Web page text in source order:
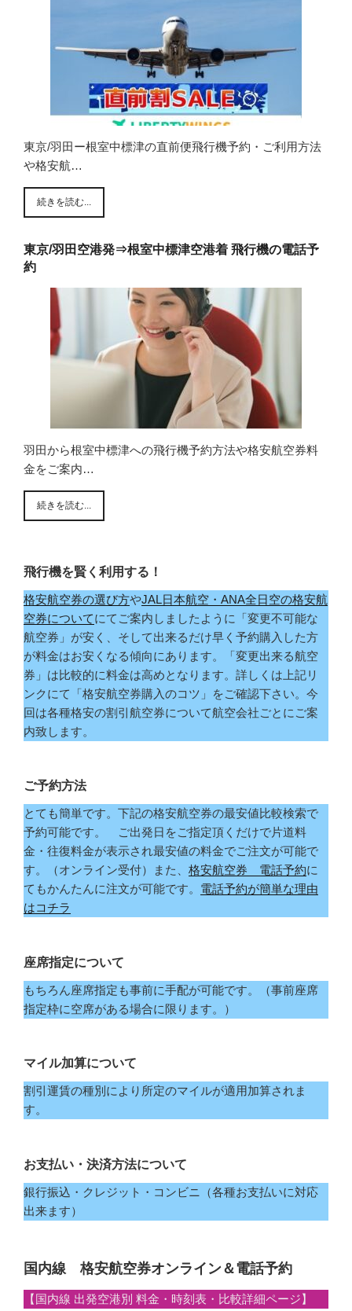
東京/羽田ー根室中標津の直前便飛行機予約・ご利用方法
や格安航…
続きを読む...
東京/羽田空港発⇒根室中標津空港着 飛行機の電話予
約
羽田から根室中標津への飛行機予約方法や格安航空券料
金をご案内…
続きを読む...
飛行機を賢く利用する！
格安航空券の選び方やJAL日本航空・ANA全日空の格安航
空券についてにてご案内しましたように「変更不可能な
航空券」が安く、そして出来るだけ早く予約購入した方
が料金はお安くなる傾向にあります。「変更出来る航空
券」は比較的に料金は高めとなります。詳しくは上記リ
ンクにて「格安航空券購入のコツ」をご確認下さい。今
回は各種格安の割引航空券について航空会社ごとにご案
内致します。
ご予約方法
とても簡単です。下記の格安航空券の最安値比較検索で
予約可能です。 ご出発日をご指定頂くだけで片道料
金・往復料金が表示され最安値の料金でご注文が可能で
す。（オンライン受付）また、 格安航空券 電話予約に
てもかんたんに注文が可能です。 電話予約が簡単な理由
はコチラ
座席指定について
もちろん座席指定も事前に手配が可能です。（事前座席
指定枠に空席がある場合に限ります。）
マイル加算について
割引運賃の種別により所定のマイルが適用加算されま
す。
お支払い・決済方法について
銀行振込・クレジット・コンビニ（各種お支払いに対応
出来ます）
国内線 格安航空券オンライン＆電話予約
【国内線 出発空港別 料金・時刻表・比較詳細ページ】